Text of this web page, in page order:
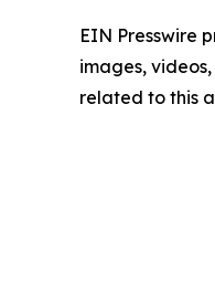
EIN Presswire
images,
related to this